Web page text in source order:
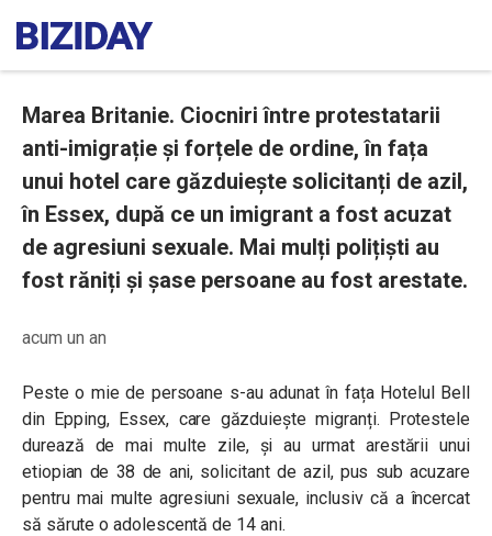
Marea Britanie. Ciocniri între protestatarii
anti-imigrație și forțele de ordine, în fața
unui hotel care găzduiește solicitanți de azil,
în Essex, după ce un imigrant a fost acuzat
de agresiuni sexuale. Mai mulți polițiști au
fost răniți și șase persoane au fost arestate.
acum un an
Peste o mie de persoane s-au adunat în fața Hotelul Bell
din Epping, Essex, care găzduiește migranți. Protestele
durează de mai multe zile, și au urmat arestării unui
etiopian de 38 de ani, solicitant de azil, pus sub acuzare
pentru mai multe agresiuni sexuale, inclusiv că a încercat
să sărute o adolescentă de 14 ani.